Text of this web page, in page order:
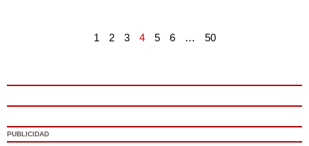
1 2 3 4 5 6 … 50
PUBLICIDAD